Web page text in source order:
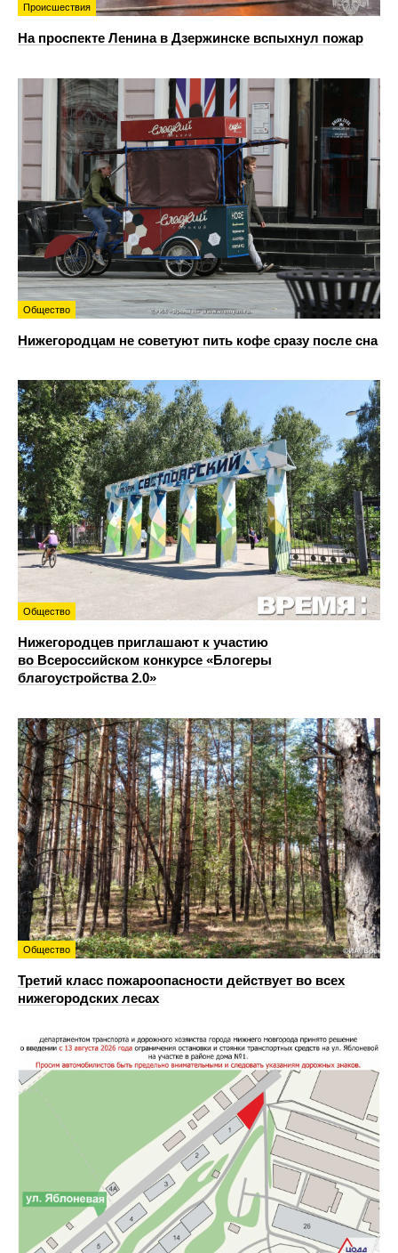
Происшествия
На проспекте Ленина в Дзержинске вспыхнул пожар
Общество
Нижегородцам не советуют пить кофе сразу после сна
Общество
Нижегородцев приглашают к участию
во Всероссийском конкурсе «Блогеры
благоустройства 2.0»
Общество
Третий класс пожароопасности действует во всех
нижегородских лесах